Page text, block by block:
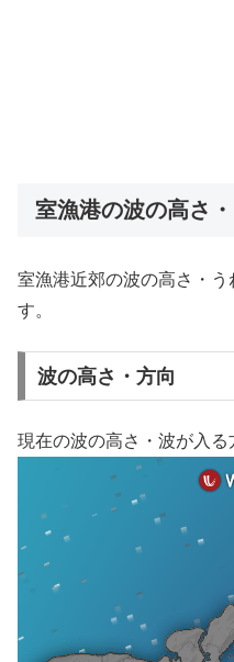
室漁港の波の高さ
室漁港近郊の波の高さ・
す。
波の高さ・方向
現在の波の高さ・波が入る